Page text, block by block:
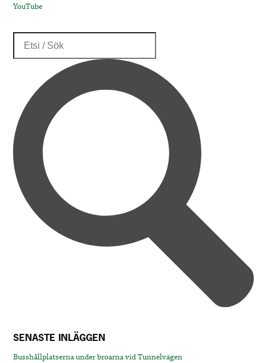
YouTube
SENASTE INLÄGGEN
Busshållplatserna under broarna vid Tunnelvägen